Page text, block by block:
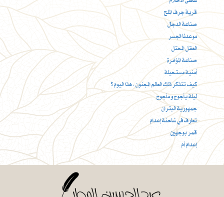
قرية جرف الملح
صناعة الدجال
موعدنا الجسر
العقل المحتل
صناعة المؤامرة
أمنية مستحيلة
كيف تتذكر ذلك العالم المجنون ، هذا اليوم ؟
ليلة يأجوج و مأجوج
جمهورية البتران
تعارف في شاحنة إعدام
قمر بوجهين
إعدام أم